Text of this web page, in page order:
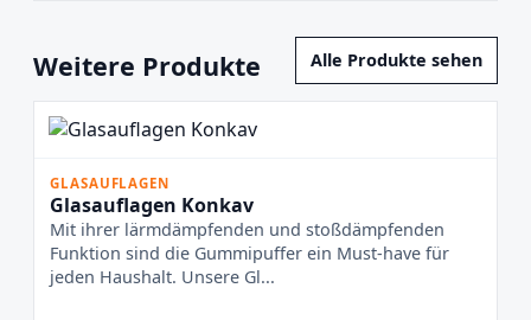
Weitere Produkte Alle Produkte sehen
GLASAUFLAGEN
Glasauflagen Konkav
Mit ihrer lärmdämpfenden und stoßdämpfenden
Funktion sind die Gummipuffer ein Must-have für
jeden Haushalt. Unsere Gl...